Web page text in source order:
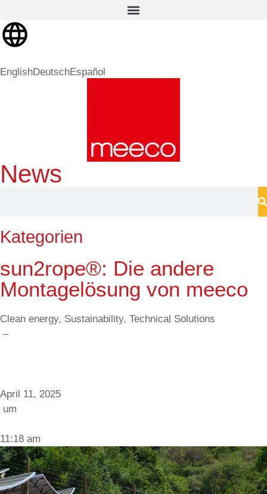
EnglishDeutschEspañol
News
sun2rope®: Die andere
Montagelösung von meeco
Clean energy, Sustainability, Technical Solutions
–
April 11, 2025
um
11:18 am
Kategorien